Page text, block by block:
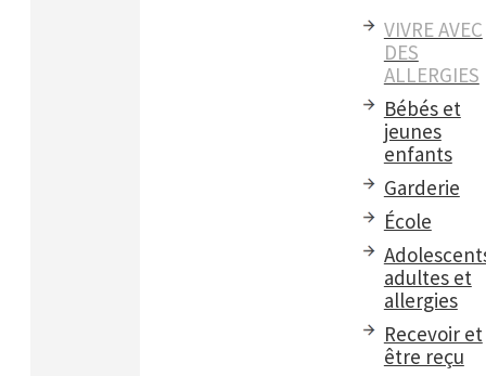
VIVRE AVEC
DES
ALLERGIES
Bébés et
jeunes
enfants
Garderie
École
adultes et
allergies
Recevoir et
être reçu